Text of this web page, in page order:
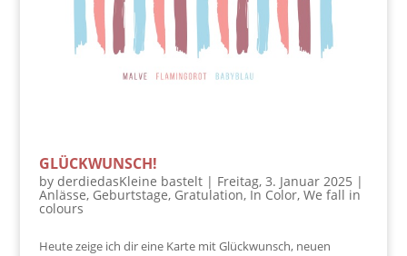
GLÜCKWUNSCH!
by derdiedasKleine bastelt| Freitag, 3. Januar 2025 |
Anlässe, Geburtstage, Gratulation, In Color, We fall in
colours
Heute zeige ich dir eine Karte mit Glückwunsch, neuen